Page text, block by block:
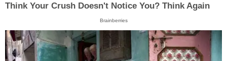
Think Your Crush Doesn't Notice You? Think Again
Brainberries